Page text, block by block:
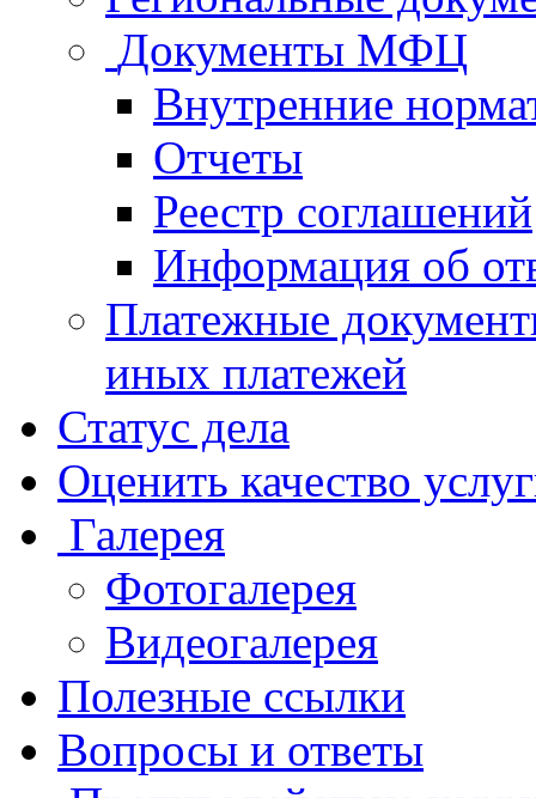
Документы МФЦ
Внутренние
Отчеты
Реестр соглашений
Информация об
Платежные
иных платежей
Статус дела
Оценить качество
Галерея
Фотогалерея
Видеогалерея
Полезные ссылки
Вопросы и ответы